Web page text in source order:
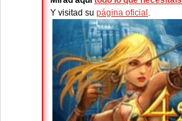
Y visitad su página oficial .